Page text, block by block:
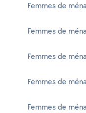
Femmes de
Femmes de
Femmes de
Femmes de
Femmes de